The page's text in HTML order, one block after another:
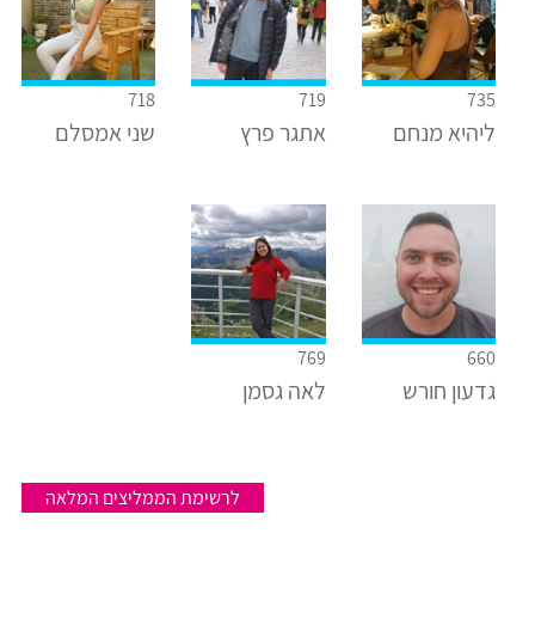
735
ליהיא מנחם
719
אתגר פרץ
718
שני אמסלם
660
גדעון חורש
769
לאה גסמן
לרשימת הממליצים המלאה